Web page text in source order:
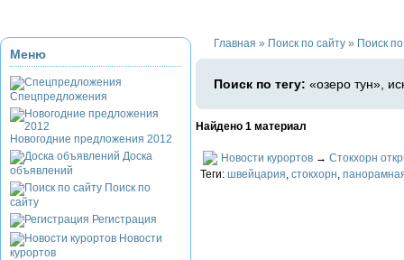
Меню
Спецпредложения
Новогодние предложения 2012
Доска
объявлений
Поиск по
сайту
Регистрация
Новости
курортов
Главная » Поиск по сайту » Поиск
Поиск по тегу: «озеро тун»,
Найдено 1 материал
Новости курортов → Стокхорн
Теги: швейцария, стокхорн,